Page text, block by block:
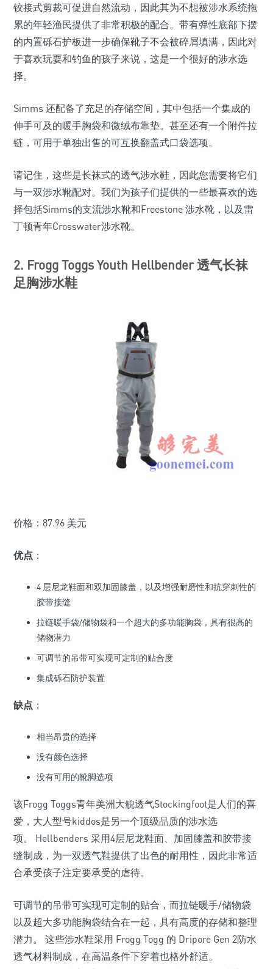
铰接式剪裁可促进自然流动，因此其为不想被涉水系统拖
累的年轻渔民提供了非常积极的配合。带有弹性底部下摆
的内置砾石护板进一步确保靴子不会被碎屑填满，因此对
于喜欢玩耍和钓鱼的孩子来说，这是一个很好的涉水选
择。
Simms 还配备了充足的存储空间，其中包括一个集成的
伸手可及的暖手胸袋和微绒布靠垫。甚至还有一个附件拉
链，可用于单独出售的可互换翻盖式口袋选项。
请记住，这些是长袜式的透气涉水鞋，因此您需要将它们
与一双涉水靴配对。我们为孩子们提供的一些最喜欢的选
择包括Simms的支流涉水靴和Freestone 涉水靴，以及雷
丁顿青年Crosswater涉水靴。
2. Frogg Toggs Youth Hellbender 透气长袜
足胸涉水鞋
价格：87.96 美元
优点 ：
4 层尼龙鞋面和双加固膝盖，以及增强耐磨性和抗穿刺性的
胶带接缝
拉链暖手袋/储物袋和一个超大的多功能胸袋，具有很高的
储物潜力
可调节的吊带可实现可定制的贴合度
集成砾石防护装置
缺点 ：
相当昂贵的选择
没有颜色选择
没有可用的靴脚选项
该Frogg Toggs青年美洲大鲵透气Stockingfoot是人们的喜
爱，大人型号kiddos是另一个顶级品质的涉水选
项。 Hellbenders 采用4层尼龙鞋面、加固膝盖和胶带接
缝制成，为一双透气鞋提供了出色的耐用性，因此非常适
合承受孩子注定要承受的虐待。
可调节的吊带可实现可定制的贴合，而拉链暖手/储物袋
以及超大多功能胸袋结合在一起，具有高度的存储和整理
潜力。 这些涉水鞋采用 Frogg Togg 的 Dripore Gen 2防水
透气材料制成，在高温条件下穿着也格外舒适。